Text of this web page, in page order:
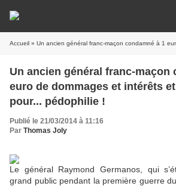
Accueil » Un ancien général franc-maçon condamné à 1 euro de dommages et
Un ancien général franc-maçon
euro de dommages et intérêts
pour... pédophilie !
Publié le 21/03/2014 à 11:16
Par Thomas Joly
Le général Raymond Germanos, qui
grand public pendant la première guerre